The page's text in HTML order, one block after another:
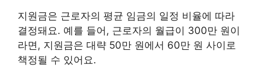
지원금은 근로자의 평균 임금의 일정 비율에 따라
결정돼요. 예를 들어, 근로자의 월급이 300만 원이
라면, 지원금은 대략 50만 원에서 60만 원 사이로
책정될 수 있어요.